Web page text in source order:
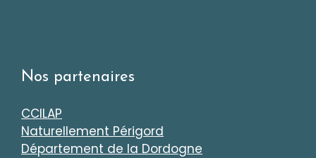
Nos partenaires
CCILAP
Naturellement Périgord
Département de la Dordogne